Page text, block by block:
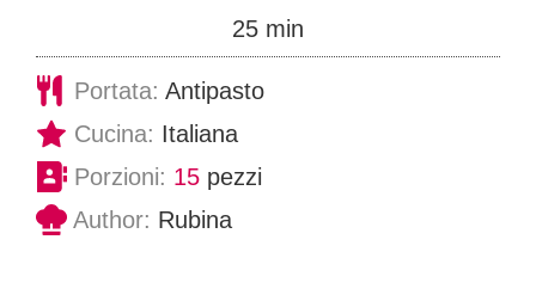
t
i
25mmin
Portata: Antipasto
Cucina: Italiana
Porzioni: 15 pezzi
Author: Rubina